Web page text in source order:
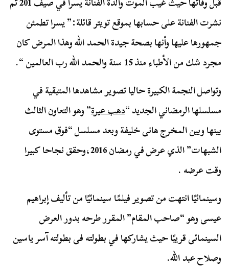
نشرت الفنانة على حسابها بموقع تويتر قائلة:” يسرا تطمئن
جمهورها عليها وأنها بصحة جيدة الحمد الله وهذا المرض كان
مجرد شك من الأطباء منذ 15 سنة والحمد الله رب العالمين “.
وتواصل النجمة الكبيرة حاليا تصوير مشاهدها المتبقية في
مسلسلها الرمضاني الجديد “دهب عيرة” وهو التعاون الثالث
بينها وبين المخرج هانى خليفة وبعد مسلسل “فوق مستوى
الشبهات” الذي عرض في رمضان 2016،وحقق نجاحا كبيرا
وقت عرضه .
وسينمائيًا انتهت من تصوير فيلمًا سينمائيًا من تأليف إبراهيم
عيسى وهو “صاحب المقام” المقرر طرحه بدور العرض
السينمائى قريبًا حيث يشاركها في بطولته فى بطولته آسر ياسين
وصلاح عبد الله.